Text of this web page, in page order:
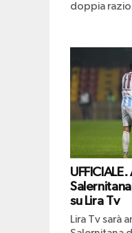
doppia
su Lira Tv
Lira Tv sarà